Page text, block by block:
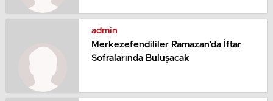
admin
Merkezefendililer Ramazan’da İftar
Sofralarında Buluşacak